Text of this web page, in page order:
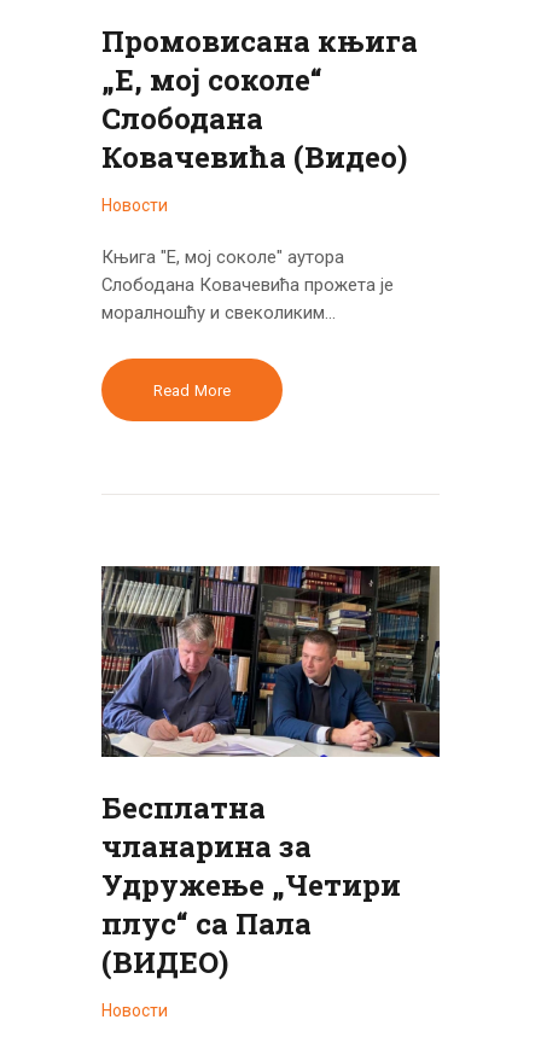
Промовисана књига
„Е, мој соколе“
Слободана
Ковачевића (Видео)
Новости
Књига "Е, мој соколе" аутора
Слободана Ковачевића прожета је
моралношћу и свеколиким…
Read More
Бесплатна
чланарина за
Удружење „Четири
плус“ са Пала
(ВИДЕО)
Новости